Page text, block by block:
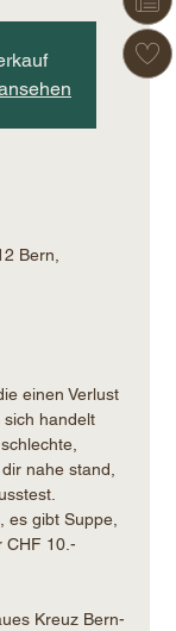
Bern,
einen Verlust
handelt
nahe stand,
es gibt Suppe,
CHF 10.-
Kreuz Bern-